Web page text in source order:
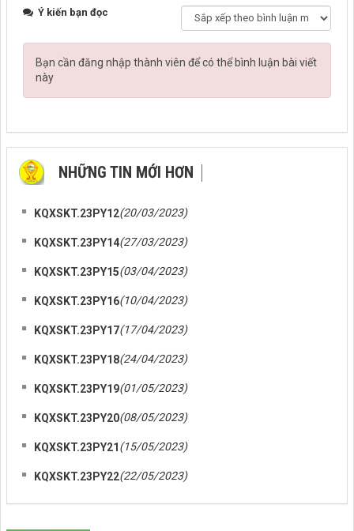
Ý kiến bạn đọc
Bạn cần đăng nhập thành viên để có thể bình luận bài viết
này
NHỮNG TIN MỚI HƠN
KQXSKT.23PY12(20/03/2023)
KQXSKT.23PY14(27/03/2023)
KQXSKT.23PY15(03/04/2023)
KQXSKT.23PY16(10/04/2023)
KQXSKT.23PY17(17/04/2023)
KQXSKT.23PY18(24/04/2023)
KQXSKT.23PY19(01/05/2023)
KQXSKT.23PY20(08/05/2023)
KQXSKT.23PY21(15/05/2023)
KQXSKT.23PY22(22/05/2023)